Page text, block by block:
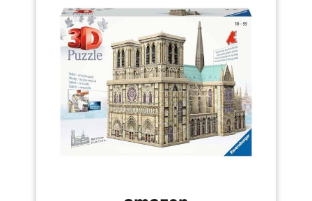
plaisant. Aucun outil ni colle
requis: détachez, assemblez et
complétez un projet créatif de 2
heures qui améliore
concentration et patience
Modèle en bois décoratif
d’architecture: Une fois terminé,
ce puzzle Notre-Dame devient
une pièce d’exposition raffinée
pour bureau, étagère ou salon.
La finition bois naturel ajoute
élégance et peut être peinte
pour un rendu unique et
décoratif Cadeau unique puzzle
et crée une ambiance élégante,
notamment en soirée.
【Assemblage structuré】Le
processus d’assemblage bien
organisé permet de construire
le modèle étape par étape,
révélant progressivement la
structure architecturale jusqu’à
un résultat final impressionnant.
【Structure en bois précise】
Composé de 394 pièces en
bois découpées avec précision,
ce modèle met en avant des
éléments détaillés tels que la
rosace, les tours, la flèche